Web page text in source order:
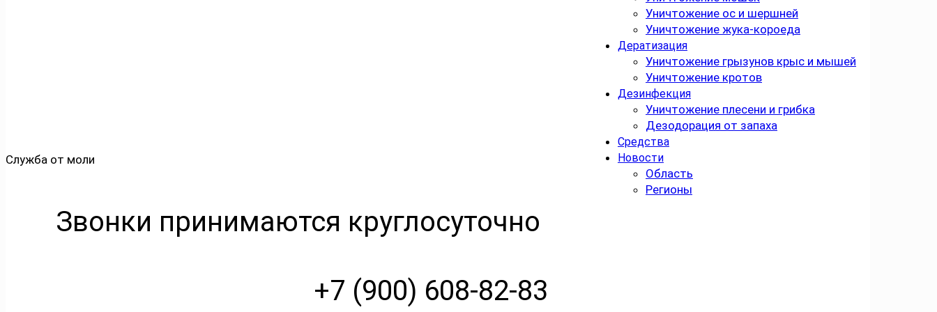
Уничтожение ос и шершней
Уничтожение жука-короеда
Дератизация
Уничтожение грызунов крыс и мышей
Уничтожение кротов
Дезинфекция
Уничтожение плесени и грибка
Дезодорация от запаха
Средства
Новости
Область
Регионы
Служба от моли
Звонки принимаются круглосуточно
+7 (900) 608-82-83